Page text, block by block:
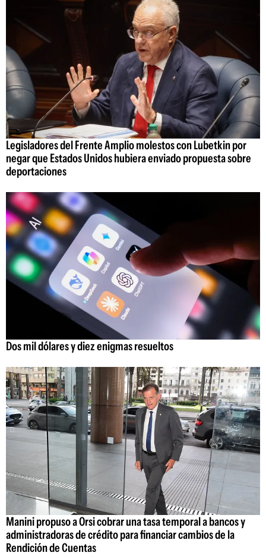
Legisladores del Frente Amplio molestos con Lubetkin por
negar que Estados Unidos hubiera enviado propuesta sobre
deportaciones
Dos mil dólares y diez enigmas resueltos
Manini propuso a Orsi cobrar una tasa temporal a bancos y
administradoras de crédito para financiar cambios de la
Rendición de Cuentas